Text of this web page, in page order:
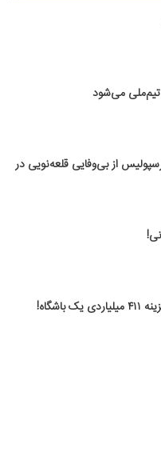
می‌شود
از بی‌وفایی قلعه‌نویی در